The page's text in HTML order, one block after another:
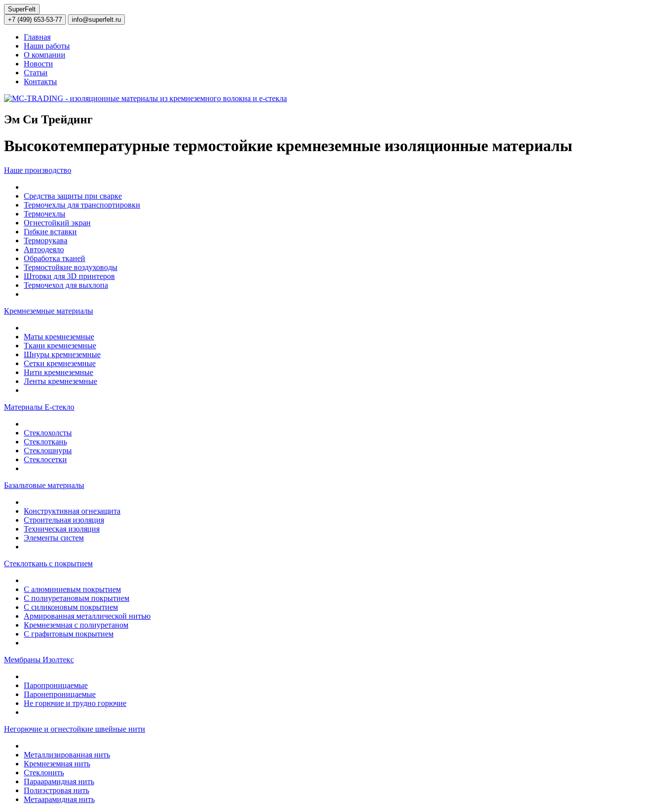
SuperFelt
+7 (499) 653-53-77
info@superfelt.ru
Главная
Наши работы
О компании
Новости
Статьи
Контакты
Эм Си Трейдинг
Высокотемпературные термостойкие кремнеземные изоляционные материалы
Наше производство
Средства защиты при сварке
Термочехлы для транспортировки
Термочехлы
Огнестойкий экран
Гибкие вставки
Терморукава
Автоодеяло
Обработка тканей
Термостойкие воздуховоды
Шторки для 3D принтеров
Термочехол для выхлопа
Кремнеземные материалы
Маты кремнеземные
Ткани кремнеземные
Шнуры кремнеземные
Сетки кремнеземные
Нити кремнеземные
Ленты кремнеземные
Материалы Е-стекло
Стеклохолсты
Стеклоткань
Стеклошнуры
Стеклосетки
Базальтовые материалы
Конструктивная огнезащита
Строительная изоляция
Техническая изоляция
Элементы систем
Стеклоткань с покрытием
С алюминиевым покрытием
С полиуретановым покрытием
С силиконовым покрытием
Армированная металлической нитью
Кремнеземная с полиуретаном
С графитовым покрытием
Мембраны Изолтекс
Паропроницаемые
Паронепроницаемые
Не горючие и трудно горючие
Негорючие и огнестойкие швейные нити
Металлизированная нить
Кремнеземная нить
Стеклонить
Параарамидная нить
Полиэстровая нить
Метаарамидная нить